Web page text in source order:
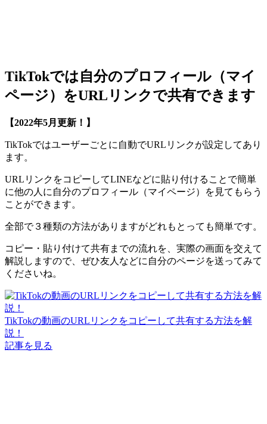
TikTokでは自分のプロフィール（マイ
ページ）をURLリンクで共有できます
【2022年5月更新！】
TikTokではユーザーごとに自動でURLリンクが設定してあり
ます。
URLリンクをコピーしてLINEなどに貼り付けることで簡単
に他の人に自分のプロフィール（マイページ）を見てもらう
ことができます。
全部で３種類の方法がありますがどれもとっても簡単です。
コピー・貼り付けて共有までの流れを、実際の画面を交えて
解説しますので、ぜひ友人などに自分のページを送ってみて
くださいね。
TikTokの動画のURLリンクをコピーして共有する方法を解
説！
記事を見る